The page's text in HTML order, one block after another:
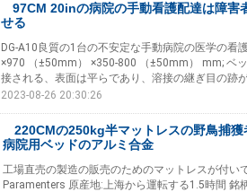
97CM 20inの病院の手動看護配達は障害
せる
DG-A10良質の1台の不安定な手動病院の医学の看
×970 （±50mm） ×350-800 （±50mm） mm; ベ
接される、表面は平らであり、溶接の継ぎ目の跡
2023-08-26 20:30:26
220CMの250kg半マットレスの野鳥捕
病院用ベッドのアルミ合金
工場直売の製造の販売のためのマットレスが付い
Paramenters 原産地:上海から運転する1.5時間 銘